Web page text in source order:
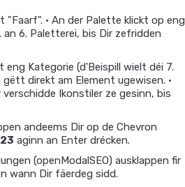
"Faarf". • An der Palette klickt op eng
an 6. Paletterei, bis Dir zefridden
eng Kategorie (d'Beispill wielt déi 7.
direkt am Element ugewisen. •
Ikonstiler ze gesinn, bis
andeems Dir op de Chevron
aginn an Enter drécken.
(openModalSEO) ausklappen fir
wann Dir fäerdeg sidd.